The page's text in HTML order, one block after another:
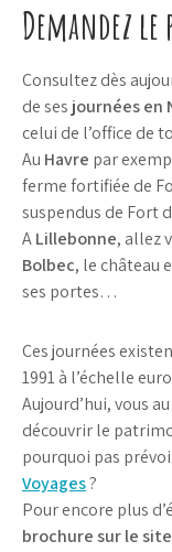
Demandez
Consultez dès
de ses journées en
celui de l’office de
Au Havre par
ferme fortifiée de
suspendus de Fort
ALillebonne, allez
Bolbec, le château
ses portes…
Ces journées
1991 à l’échelle
Aujourd’hui, vous
découvrir le
pourquoi pas
Voyages?
Pour encore plus
brochure sur le